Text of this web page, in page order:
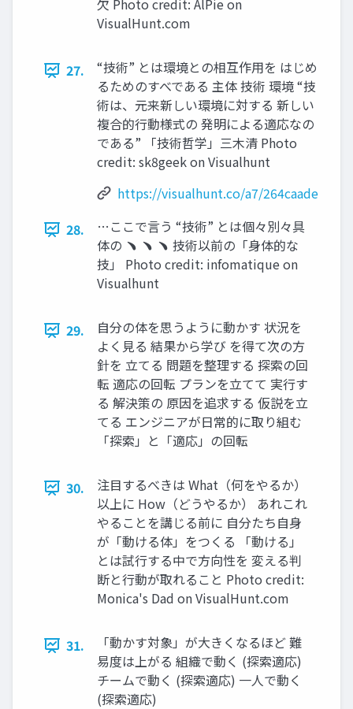
⽋ Photo credit: AlPie on
VisualHunt.com
27.
“技術” とは環境との相互作⽤を はじめ
るためのすべである 主体 技術 環境 “技
術は、元来新しい環境に対する 新しい
複合的⾏動様式の 発明による適応なの
である” 「技術哲学」三⽊清 Photo
credit: sk8geek on Visualhunt
https://visualhunt.co/a7/264caade
28.
…ここで⾔う “技術” とは個々別々具
体の ﹅ ﹅ ﹅ 技術以前の「⾝体的な
技」 Photo credit: infomatique on
Visualhunt
29.
⾃分の体を思うように動かす 状況を
よく⾒る 結果から学び を得て次の⽅
針を ⽴てる 問題を整理する 探索の回
転 適応の回転 プランを⽴てて 実⾏す
る 解決策の 原因を追求する 仮説を⽴
てる エンジニアが⽇常的に取り組む
「探索」と「適応」の回転
30.
注⽬するべきは What（何をやるか）
以上に How（どうやるか） あれこれ
やることを講じる前に ⾃分たち⾃⾝
が「動ける体」をつくる 「動ける」
とは試⾏する中で⽅向性を 変える判
断と⾏動が取れること Photo credit:
Monica's Dad on VisualHunt.com
31.
「動かす対象」が⼤きくなるほど 難
易度は上がる 組織で動く (探索適応)
チームで動く (探索適応) ⼀⼈で動く
(探索適応)